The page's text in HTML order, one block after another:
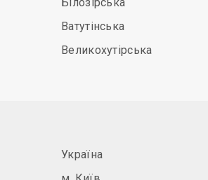
Ватутінська
Великохутірська
Україна